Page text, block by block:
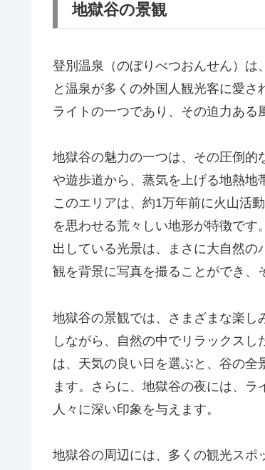
地獄谷の景観
登別温泉（のぼりべつおんせん）は
と温泉が多くの外国人観光客に愛
ライトの一つであり、その迫力ある
地獄谷の魅力の一つは、その圧倒的
や遊歩道から、蒸気を上げる地熱地
このエリアは、約1万年前に火山活
を思わせる荒々しい地形が特徴です
出している光景は、まさに大自然
観を背景に写真を撮ることができ、
地獄谷の景観では、さまざまな楽
しながら、自然の中でリラックス
は、天気の良い日を選ぶと、谷の全
ます。さらに、地獄谷の夜には、
人々に深い印象を与えます。
地獄谷の周辺には、多くの観光スポ